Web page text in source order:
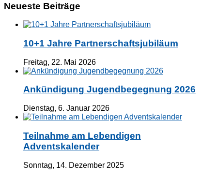
Neueste Beiträge
10+1 Jahre Partnerschaftsjubiläum
Freitag, 22. Mai 2026
Ankündigung Jugendbegegnung 2026
Dienstag, 6. Januar 2026
Teilnahme am Lebendigen
Adventskalender
Sonntag, 14. Dezember 2025